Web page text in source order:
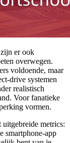
er ook
overwegen.
voldoende, maar
drive systemen
realistisch
Voor fanatieke
vormen.
metrics:
smartphone-app